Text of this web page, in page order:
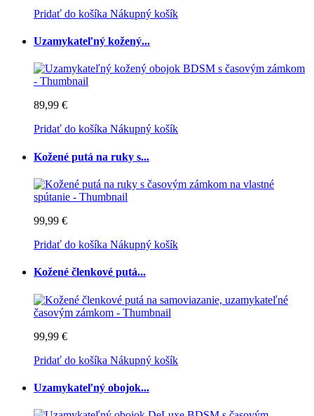
Pridať do košíka Nákupný košík
Uzamykateľný kožený...
89,99 €
Pridať do košíka Nákupný košík
Kožené putá na ruky s...
99,99 €
Pridať do košíka Nákupný košík
Kožené členkové putá...
99,99 €
Pridať do košíka Nákupný košík
Uzamykateľný obojok...